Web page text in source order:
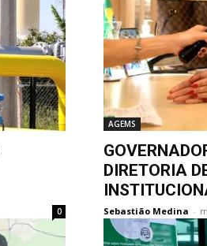
0
AGEMS
DIRETORIA
Sebastião Medina -